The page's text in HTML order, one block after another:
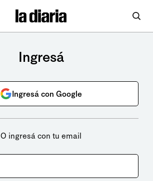
Ingresá
Ingresá con Google
O ingresá con tu email